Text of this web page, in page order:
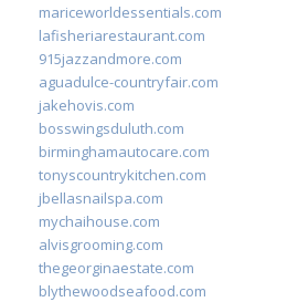
mariceworldessentials.com
lafisheriarestaurant.com
915jazzandmore.com
aguadulce-countryfair.com
jakehovis.com
bosswingsduluth.com
birminghamautocare.com
tonyscountrykitchen.com
jbellasnailspa.com
mychaihouse.com
alvisgrooming.com
thegeorginaestate.com
blythewoodseafood.com